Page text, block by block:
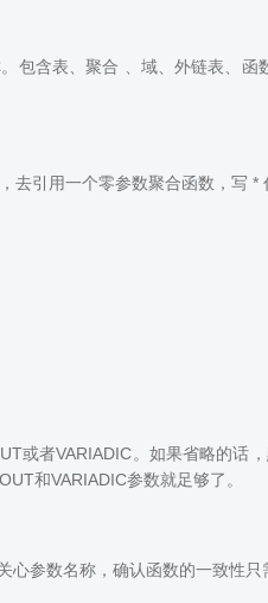
包含表、聚合 、域、外链表、
去引用一个零参数聚合函数，写 *
或者VARIADIC。如果省略的话
和VARIADIC参数就足够了。
心参数名称，确认函数的一致性只